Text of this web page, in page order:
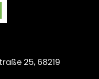
25, 68219